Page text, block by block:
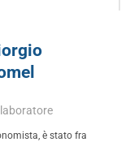
è stato fra